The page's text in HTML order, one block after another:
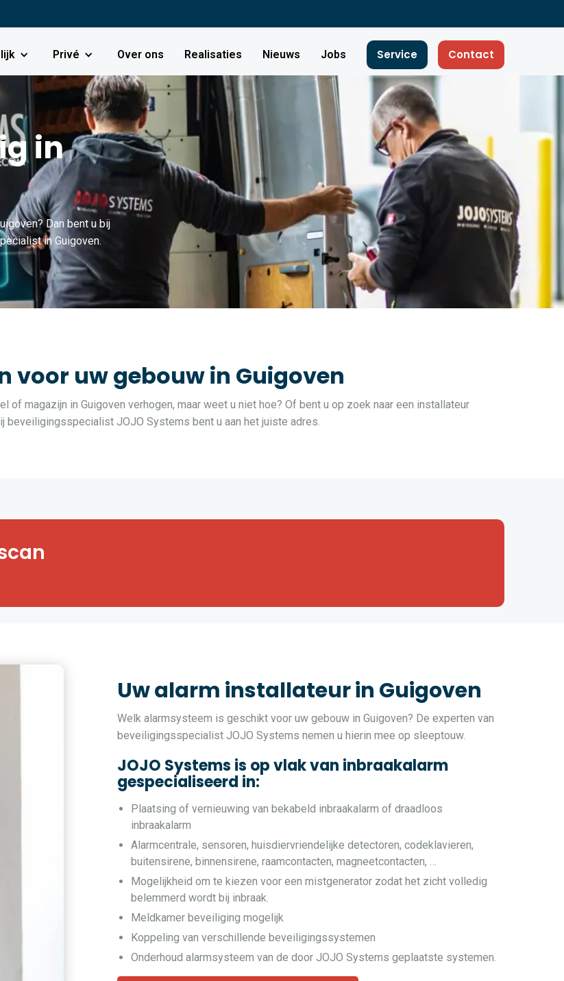
Privé Over ons Realisaties Nieuws Jobs Service Contact
in
Dan bent u bij
in Guigoven.
uw gebouw in Guigoven
of magazijn in Guigoven verhogen, maar weet u niet hoe? Of bent u op zoek naar een installateur
beveiligingsspecialist JOJO Systems bent u aan het juiste adres.
Uw alarm installateur in Guigoven
Welk alarmsysteem is geschikt voor uw gebouw in Guigoven? De experten van
beveiligingsspecialist JOJO Systems nemen u hierin mee op sleeptouw.
JOJO Systems is op vlak van inbraakalarm
gespecialiseerd in:
Plaatsing of vernieuwing van bekabeld inbraakalarm of draadloos
inbraakalarm
Alarmcentrale, sensoren, huisdiervriendelijke detectoren, codeklavieren,
buitensirene, binnensirene, raamcontacten, magneetcontacten, …
Mogelijkheid om te kiezen voor een mistgenerator zodat het zicht volledig
belemmerd wordt bij inbraak.
Meldkamer beveiliging mogelijk
Koppeling van verschillende beveiligingssystemen
Onderhoud alarmsysteem van de door JOJO Systems geplaatste systemen.